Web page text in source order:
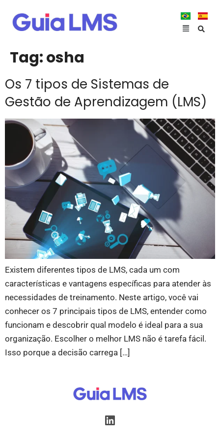
Tag:osha
Os 7 tipos de Sistemas de
Gestão de Aprendizagem (LMS)
Existem diferentes tipos de LMS, cada um com
características e vantagens específicas para atender às
necessidades de treinamento. Neste artigo, você vai
conhecer os 7 principais tipos de LMS, entender como
funcionam e descobrir qual modelo é ideal para a sua
organização. Escolher o melhor LMS não é tarefa fácil.
Isso porque a decisão carrega […]